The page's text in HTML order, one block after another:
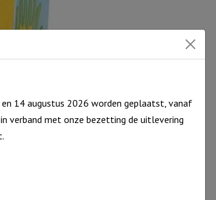
14 augustus 2026 worden geplaatst, vanaf
verband met onze bezetting de uitlevering